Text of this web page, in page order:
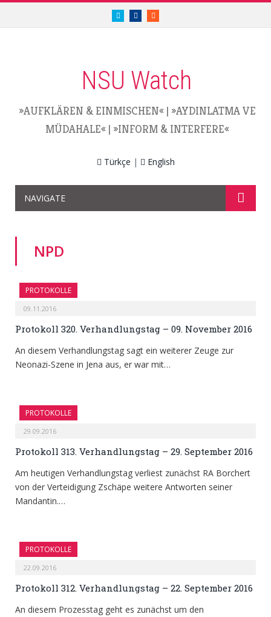
twitter.com/nsuwatch
facebook.com/nsuwatch
RSS
NSU Watch
»AUFKLÄREN & EINMISCHEN« | »AYDINLATMA VE
MÜDAHALE« | »INFORM & INTERFERE«
Türkçe | English
NAVIGATE
NPD
PROTOKOLLE
09.11.2016
Protokoll 320. Verhandlungstag – 09. November 2016
An diesem Verhandlungstag sagt ein weiterer Zeuge zur
Neonazi-Szene in Jena aus, er war mit…
PROTOKOLLE
29.09.2016
Protokoll 313. Verhandlungstag – 29. September 2016
Am heutigen Verhandlungstag verliest zunächst RA Borchert
von der Verteidigung Zschäpe weitere Antworten seiner
Mandantin.…
PROTOKOLLE
22.09.2016
Protokoll 312. Verhandlungstag – 22. September 2016
An diesem Prozesstag geht es zunächst um den